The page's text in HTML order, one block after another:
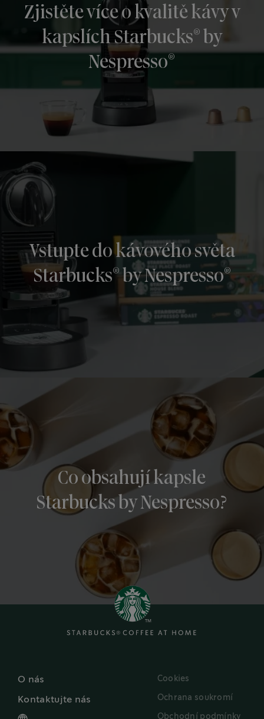
Zjistěte více o kvalitě kávy v
kapslích Starbucks®
by
Nespresso®
Vstupte do kávového světa
Starbucks® by Nespresso®
Co obsahují kapsle
Starbucks by Nespresso?
O nás
Kontaktujte nás
Cookies
Ochrana soukromí
Obchodní podmínky